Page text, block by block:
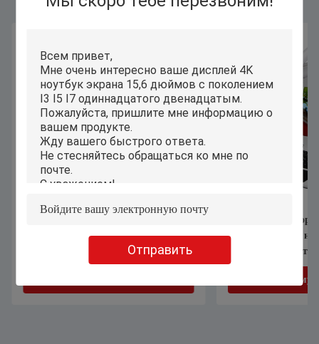
Отправить
йоги 11,6 дюймов тонкое для
школьного образования
Подгонянный
андроида ИП54,
дюймов для учить
Получите